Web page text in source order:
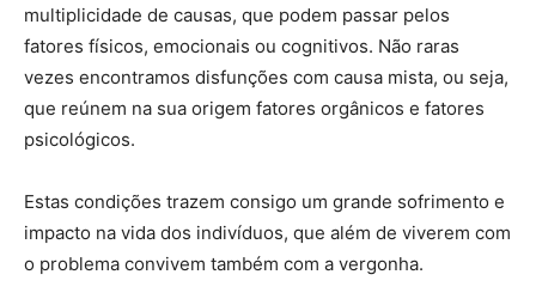
multiplicidade de causas, que podem passar pelos
fatores físicos, emocionais ou cognitivos. Não raras
vezes encontramos disfunções com causa mista, ou seja,
que reúnem na sua origem fatores orgânicos e fatores
psicológicos.
Estas condições trazem consigo um grande sofrimento e
impacto na vida dos indivíduos, que além de viverem com
o problema convivem também com a vergonha.